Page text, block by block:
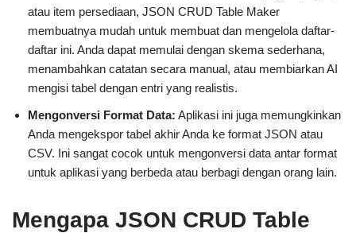
atau item persediaan, JSON CRUD Table Maker
membuatnya mudah untuk membuat dan mengelola daftar-
daftar ini. Anda dapat memulai dengan skema sederhana,
menambahkan catatan secara manual, atau membiarkan AI
mengisi tabel dengan entri yang realistis.
Mengonversi Format Data: Aplikasi ini juga memungkinkan
Anda mengekspor tabel akhir Anda ke format JSON atau
CSV. Ini sangat cocok untuk mengonversi data antar format
untuk aplikasi yang berbeda atau berbagi dengan orang lain.
Mengapa JSON CRUD Table